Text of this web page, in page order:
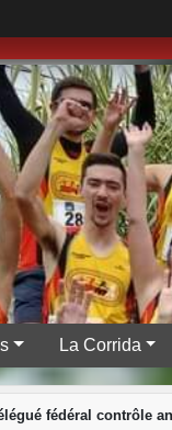
La Corrida
fédéral contrôle